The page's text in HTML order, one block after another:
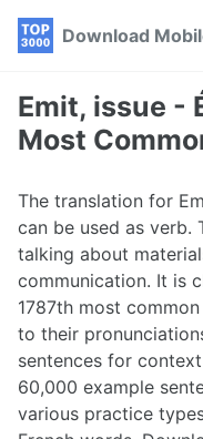
Skip
navigation
Skip
Skip
Download
Emit, issue -
Most
The translation for
can be used as verb.
talking about
communication. It is
1787th most
to their
sentences for
60,000 example
various practice